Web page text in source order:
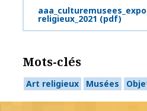
religieux_2021 (pdf)
Mots-clés
Art religieux Musées